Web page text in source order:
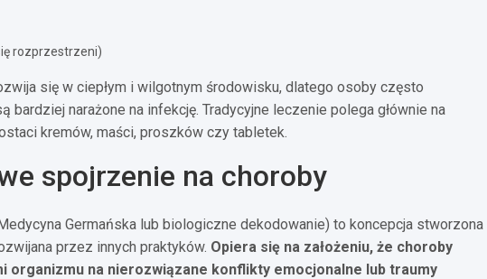
rozprzestrzeni)
się w ciepłym i wilgotnym środowisku, dlatego osoby często
bardziej narażone na infekcję. Tradycyjne leczenie polega głównie na
kremów, maści, proszków czy tabletek.
spojrzenie na choroby
Germańska lub biologiczne dekodowanie) to koncepcja stworzona
przez innych praktyków. Opiera się na założeniu, że choroby
organizmu na nierozwiązane konflikty emocjonalne lub traumy